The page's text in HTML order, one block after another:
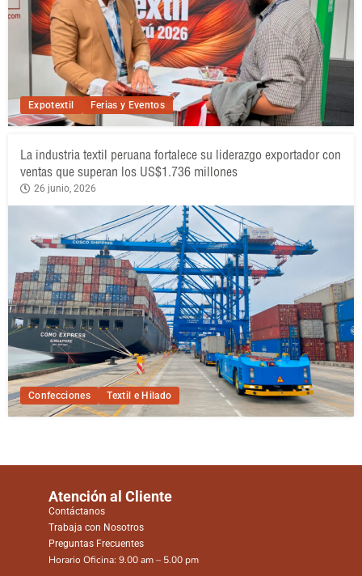
Expotextil Ferias y Eventos
Confecciones Textil e Hilado
La industria textil peruana fortalece su liderazgo exportador con
ventas que superan los US$1.736 millones
26 junio, 2026
Atención al Cliente
Contáctanos
Trabaja con Nosotros
Preguntas Frecuentes
Horario Oficina: 9.00 am – 5.00 pm